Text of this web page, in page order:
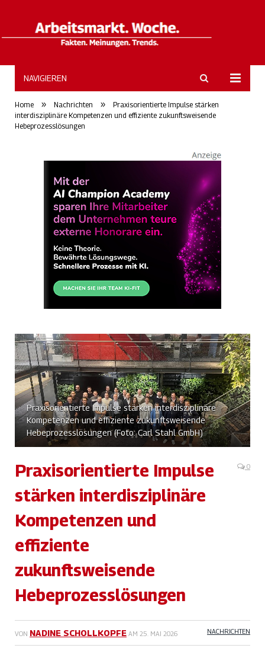
ArbeitsmarktWoche
NAVIGIEREN
Home » Nachrichten »
Praxisorientierte Impulse stärken
interdisziplinäre Kompetenzen und effiziente zukunftsweisende
Hebeprozesslösungen
Praxisorientierte Impulse stärken interdisziplinäre
Kompetenzen und effiziente zukunftsweisende
Hebeprozesslösungen (Foto: Carl Stahl GmbH)
Praxisorientierte Impulse
stärken interdisziplinäre
Kompetenzen und
effiziente
zukunftsweisende
Hebeprozesslösungen
0
VON NADINE SCHOLLKOPFE AM 25. MAI 2026 NACHRICHTEN